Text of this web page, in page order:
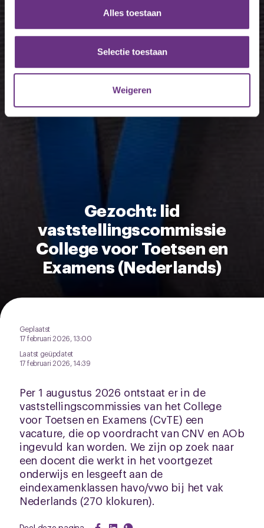
en om ons websiteverkeer te analyseren. Ook delen we
partners voor social media, adverteren en analyse. Deze
partners kunnen deze gegevens combineren met andere
verzameld op basis van uw gebruik van hun services.
U kunt uw toestemming op elk moment wijzigen of
cookieverklaring
Alles toestaan
Selectie toestaan
Weigeren
Gezocht: lid
vaststellingscommissie
College voor Toetsen en
Examens (Nederlands)
Geplaatst
17 februari 2026, 13:00
Laatst geüpdatet
17 februari 2026, 14:39
Per 1 augustus 2026 ontstaat er in de
vaststellingscommissies van het College
voor Toetsen en Examens (CvTE) een
vacature, die op voordracht van CNV en AOb
ingevuld kan worden. We zijn op zoek naar
een docent die werkt in het voortgezet
onderwijs en lesgeeft aan de
eindexamenklassen havo/vwo bij het vak
Nederlands (270 klokuren).